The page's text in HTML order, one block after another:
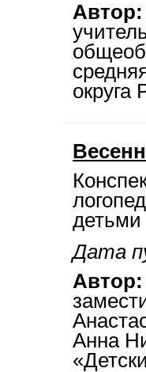
Автор:
округа
детьми
Дата
Автор:
Анна